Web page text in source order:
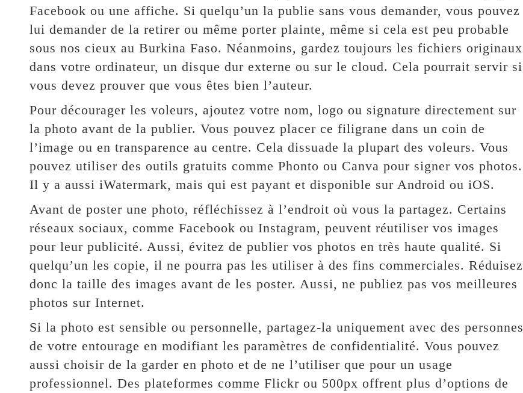
Facebook ou une affiche. Si quelqu’un la publie sans vous demander, vous pouvez
lui demander de la retirer ou même porter plainte, même si cela est peu probable
sous nos cieux au Burkina Faso. Néanmoins, gardez toujours les fichiers originaux
dans votre ordinateur, un disque dur externe ou sur le cloud. Cela pourrait servir si
vous devez prouver que vous êtes bien l’auteur.
Pour décourager les voleurs, ajoutez votre nom, logo ou signature directement sur
la photo avant de la publier. Vous pouvez placer ce filigrane dans un coin de
l’image ou en transparence au centre. Cela dissuade la plupart des voleurs. Vous
pouvez utiliser des outils gratuits comme Phonto ou Canva pour signer vos photos.
Il y a aussi iWatermark, mais qui est payant et disponible sur Android ou iOS.
Avant de poster une photo, réfléchissez à l’endroit où vous la partagez. Certains
réseaux sociaux, comme Facebook ou Instagram, peuvent réutiliser vos images
pour leur publicité. Aussi, évitez de publier vos photos en très haute qualité. Si
quelqu’un les copie, il ne pourra pas les utiliser à des fins commerciales. Réduisez
donc la taille des images avant de les poster. Aussi, ne publiez pas vos meilleures
photos sur Internet.
Si la photo est sensible ou personnelle, partagez-la uniquement avec des personnes
de votre entourage en modifiant les paramètres de confidentialité. Vous pouvez
aussi choisir de la garder en photo et de ne l’utiliser que pour un usage
professionnel. Des plateformes comme Flickr ou 500px offrent plus d’options de